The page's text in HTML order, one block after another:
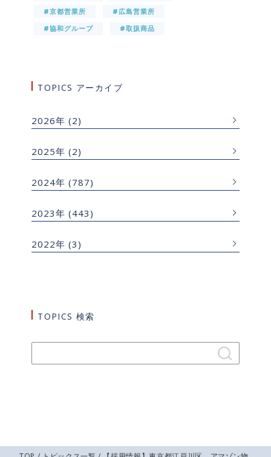
#京都営業所
#広島営業所
#協和グループ
#取扱商品
TOPICS アーカイブ
2026年 (2)
2025年 (2)
2024年 (787)
2023年 (443)
2022年 (3)
TOPICS 検索